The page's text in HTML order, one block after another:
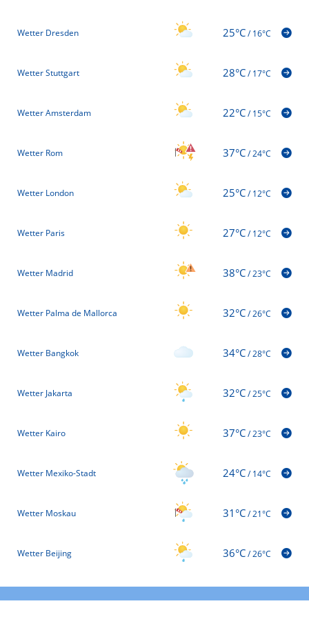
Wetter Dresden 25°C/16°C
Wetter Stuttgart 28°C/17°C
Wetter Amsterdam 22°C/15°C
Wetter Rom 37°C/24°C
Wetter London 25°C/12°C
Wetter Paris 27°C/12°C
Wetter Madrid 38°C/23°C
Wetter Palma de Mallorca 32°C/26°C
Wetter Bangkok 34°C/28°C
Wetter Jakarta 32°C/25°C
Wetter Kairo 37°C/23°C
Wetter Mexiko-Stadt 24°C/14°C
Wetter Moskau 31°C/21°C
Wetter Beijing 36°C/26°C